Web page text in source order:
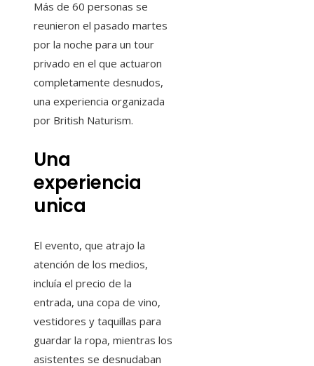
Más de 60 personas se
reunieron el pasado martes
por la noche para un tour
privado en el que actuaron
completamente desnudos,
una experiencia organizada
por British Naturism.
Una
experiencia
unica
El evento, que atrajo la
atención de los medios,
incluía el precio de la
entrada, una copa de vino,
vestidores y taquillas para
guardar la ropa, mientras los
asistentes se desnudaban